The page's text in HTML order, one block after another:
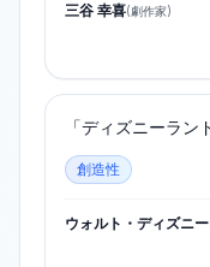
三谷 幸喜(劇作家)
「ディズニーラン
創造性
ウォルト・ディズニー